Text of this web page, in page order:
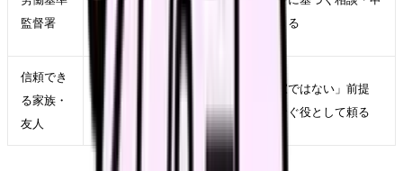
監督署
業・36協定逸脱などの
告ができる
信頼でき
る家族・
友人
一人で抱えず話したい
「専門家ではない」前提
で、つなぐ役として頼る